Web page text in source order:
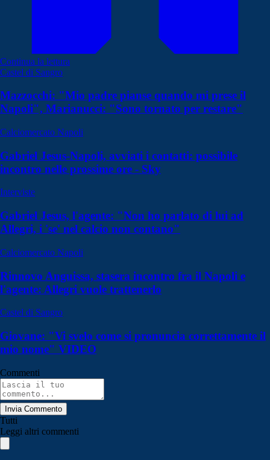
Continua la lettura
Castel di Sangro
Mazzocchi: "Mio padre pianse quando mi prese il
Napoli", Marianucci: "Sono tornato per restare"
Calciomercato Napoli
Gabriel Jesus-Napoli, avviati i contatti: possibile
incontro nelle prossime ore - Sky
Interviste
Gabriel Jesus, l'agente: "Non ho parlato di lui ad
Allegri, i 'se' nel calcio non contano"
Calciomercato Napoli
Rinnovo Anguissa, stasera incontro fra il Napoli e
l'agente: Allegri vuole trattenerlo
Castel di Sangro
Giovane: "Vi svelo come si pronuncia correttamente il
mio nome" VIDEO
Commenti
Invia Commento
Tutti
Leggi altri commenti